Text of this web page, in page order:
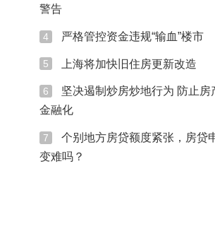
警告
4 严格管控资金违规“输血”楼市
5 上海将加快旧住房更新改造
6
坚决遏制炒房炒地行为 防止房
金融化
7
个别地方房贷额度紧张，房贷
变难吗？